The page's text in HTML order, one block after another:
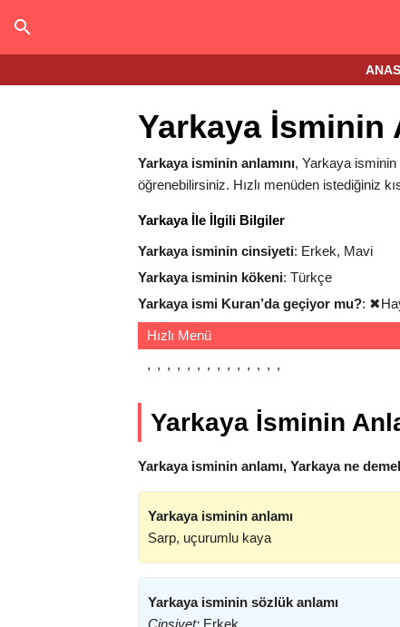
Yarkaya İsminin
Yarkaya isminin anlamını, Yarkaya
öğrenebilirsiniz. Hızlı menüden istediğiniz
Yarkaya İle İlgili Bilgiler
Yarkaya isminin cinsiyeti: Erkek, Mavi
Yarkaya isminin kökeni: Türkçe
Yarkaya ismi Kuran’da geçiyor mu?: ✖
Hızlı Menü
Yarkaya İsminin
Yarkaya isminin anlamı, Yarkaya ne
Yarkaya isminin anlamı
Sarp, uçurumlu kaya
Yarkaya isminin sözlük anlamı
Cinsiyet: Erkek